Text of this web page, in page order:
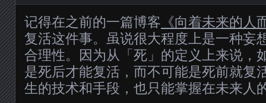
记得在之前的一篇博客 《向着未来的人
复活这件事。虽说很大程度上是一种妄
合理性。因为从「死」的定义上来说，
是死后才能复活，而不可能是死前就复
生的技术和手段，也只能掌握在未来人